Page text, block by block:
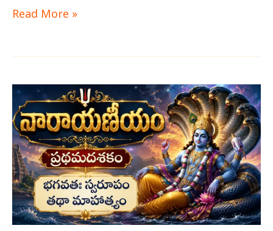
Read More »
ప్రథమదశకం
–
భగవతః
స్వరూపం
తథా
మాహాత్మ్యం